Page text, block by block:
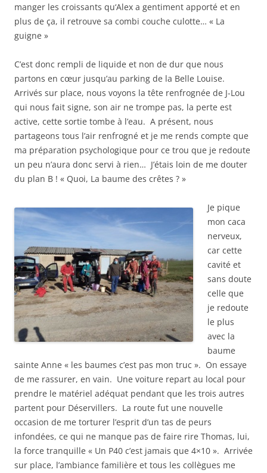
manger les croissants qu‘Alex a gentiment apporté et en
plus de ça, il retrouve sa combi couche culotte… « La
guigne »
C’est donc rempli de liquide et non de dur que nous
partons en cœur jusqu’au parking de la Belle Louise.
Arrivés sur place, nous voyons la tête renfrognée de J-Lou
qui nous fait signe, son air ne trompe pas, la perte est
active, cette sortie tombe à l’eau. A présent, nous
partageons tous l’air renfrogné et je me rends compte que
ma préparation psychologique pour ce trou que je redoute
un peu n’aura donc servi à rien… J’étais loin de me douter
du plan B ! « Quoi, La baume des crêtes ? »
Je pique
mon caca
nerveux,
car cette
cavité et
sans doute
celle que
je redoute
le plus
avec la
baume
sainte Anne « les baumes c’est pas mon truc ». On essaye
de me rassurer, en vain. Une voiture repart au local pour
prendre le matériel adéquat pendant que les trois autres
partent pour Déservillers. La route fut une nouvelle
occasion de me torturer l’esprit d’un tas de peurs
infondées, ce qui ne manque pas de faire rire Thomas, lui,
la force tranquille « Un P40 c’est jamais que 4×10 ». Arrivée
sur place, l’ambiance familière et tous les collègues me